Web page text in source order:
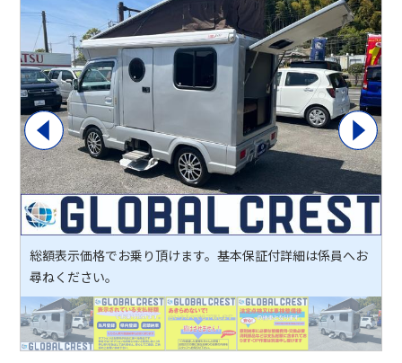
総額表示価格でお乗り頂けます。基本保証付詳細は係員へお
尋ねください。